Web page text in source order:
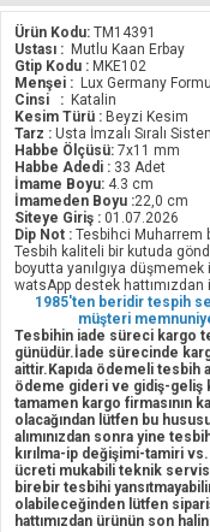
Ürün Kodu: TM14391
Ustası : Mutlu Kaan Erbay
Gtip Kodu : MKE102
Menşei : Lux Germany
Cinsi : Katalin
Kesim Türü : Beyzi Kesim
Tarz : Usta İmzalı Sıralı
Habbe Ölçüsü: 7x11 mm
Habbe Adedi : 33 Adet
İmame Boyu: 4.3 cm
İmameden Boyu :22,0 cm
Siteye Giriş : 01.07.2026
Dip Not : Tesbihci Muharrem
Tesbih kaliteli bir kutuda
boyutta yanılgıya
watsApp destek hattımızdan
1985'ten beridir tespih
müşteri
Tesbihin iade süreci kargo
günüdür.İade sürecinde
aittir.Kapıda ödemeli tesbih
ödeme gideri ve gidiş-geliş
tamamen kargo firmasının
olacağından lütfen bu
alımınızdan sonra yine
kırılma-ip değişimi-tamiri
ücreti mukabili teknik servis
birebir tesbihi
olabileceğinden lütfen
hattımızdan ürünün son